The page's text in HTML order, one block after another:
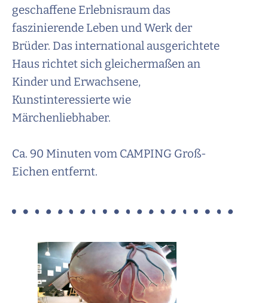
geschaffene Erlebnisraum das
faszinierende Leben und Werk der
Brüder. Das international ausgerichtete
Haus richtet sich gleichermaßen an
Kinder und Erwachsene,
Kunstinteressierte wie
Märchenliebhaber.
Ca. 90 Minuten vom CAMPING Groß-
Eichen entfernt.